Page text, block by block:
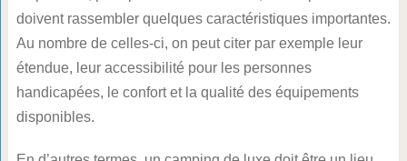
doivent rassembler quelques caractéristiques importantes.
Au nombre de celles-ci, on peut citer par exemple leur
étendue, leur accessibilité pour les personnes
handicapées, le confort et la qualité des équipements
disponibles.